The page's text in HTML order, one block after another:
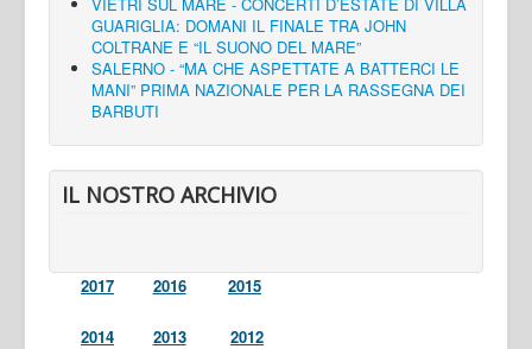
GUARIGLIA: DOMANI IL FINALE TRA JOHN
COLTRANE E “IL SUONO DEL MARE”
SALERNO - “MA CHE ASPETTATE A BATTERCI LE
MANI” PRIMA NAZIONALE PER LA RASSEGNA DEI
BARBUTI
IL NOSTRO ARCHIVIO
2017 2016 2015
2014 2013 2012